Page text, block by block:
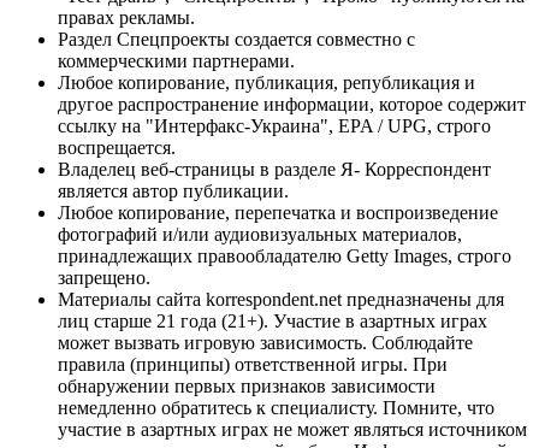
правах рекламы.
Раздел Спецпроекты создается совместно с
коммерческими партнерами.
Любое копирование, публикация, републикация и
другое распространение информации, которое содержит
ссылку на "Интерфакс-Украина", EPA / UPG, строго
воспрещается.
Владелец веб-страницы в разделе Я- Корреспондент
является автор публикации.
Любое копирование, перепечатка и воспроизведение
фотографий и/или аудиовизуальных материалов,
принадлежащих правообладателю Getty Images, строго
запрещено.
Материалы сайта korrespondent.net предназначены для
лиц старше 21 года (21+). Участие в азартных играх
может вызвать игровую зависимость. Соблюдайте
правила (принципы) ответственной игры. При
обнаружении первых признаков зависимости
немедленно обратитесь к специалисту. Помните, что
участие в азартных играх не может являться источником